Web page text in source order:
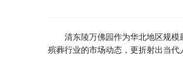
清东陵万佛园作为华北地区规模
殡葬行业的市场动态，更折射出当代